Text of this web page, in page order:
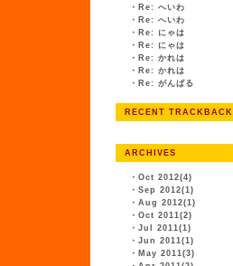
・ Re: へいわ
・ Re: へいわ
・ Re: にゃは
・ Re: にゃは
・ Re: かれは
・ Re: かれは
・ Re: がんばる
RECENT TRACKBACK
ARCHIVES
・ Oct 2012(4)
・ Sep 2012(1)
・ Aug 2012(1)
・ Oct 2011(2)
・ Jul 2011(1)
・ Jun 2011(1)
・ May 2011(3)